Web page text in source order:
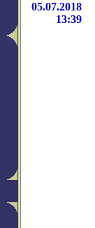
05.07.2018
13:39